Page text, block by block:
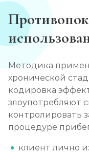
Методика
хронической
кодировка
злоупотребляют
контролировать
процедуре
клиент лично